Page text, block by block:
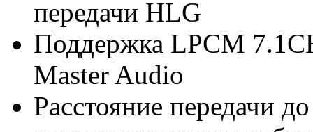
передачи HLG
Поддержка LPCM
Master Audio
Расстояние передачи